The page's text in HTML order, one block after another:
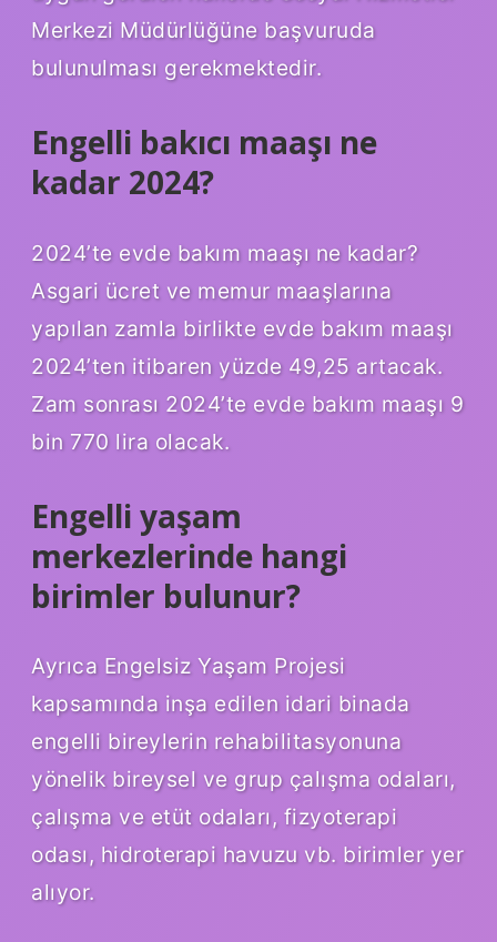
Merkezi Müdürlüğüne başvuruda
bulunulması gerekmektedir.
Engelli bakıcı maaşı ne
kadar 2024?
2024’te evde bakım maaşı ne kadar?
Asgari ücret ve memur maaşlarına
yapılan zamla birlikte evde bakım maaşı
2024’ten itibaren yüzde 49,25 artacak.
Zam sonrası 2024’te evde bakım maaşı 9
bin 770 lira olacak.
Engelli yaşam
merkezlerinde hangi
birimler bulunur?
Ayrıca Engelsiz Yaşam Projesi
kapsamında inşa edilen idari binada
engelli bireylerin rehabilitasyonuna
yönelik bireysel ve grup çalışma odaları,
çalışma ve etüt odaları, fizyoterapi
odası, hidroterapi havuzu vb. birimler yer
alıyor.